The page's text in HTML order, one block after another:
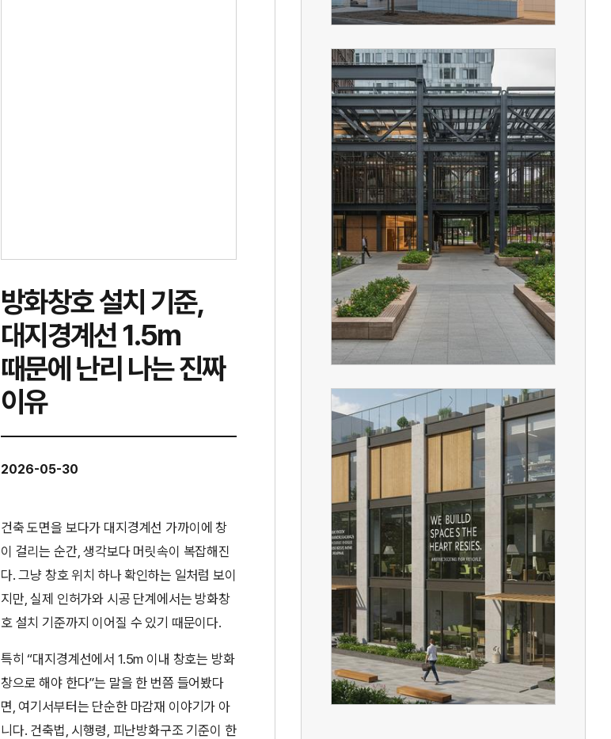
방화창호 설치 기준,
대지경계선 1.5m
때문에 난리 나는 진짜
이유
2026-05-30
건축 도면을 보다가 대지경계선 가까이에 창
이 걸리는 순간, 생각보다 머릿속이 복잡해진
다. 그냥 창호 위치 하나 확인하는 일처럼 보이
지만, 실제 인허가와 시공 단계에서는 방화창
호 설치 기준까지 이어질 수 있기 때문이다.
특히 “대지경계선에서 1.5m 이내 창호는 방화
창으로 해야 한다”는 말을 한 번쯤 들어봤다
면, 여기서부터는 단순한 마감재 이야기가 아
니다. 건축법, 시행령, 피난방화구조 기준이 한